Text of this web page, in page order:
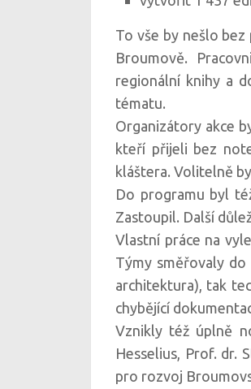
To vše by nešlo
Broumově.
regionální knihy a
tématu.
Organizátory akce
kteří přijeli bez
kláštera. Volitelně
Do programu byl
Zastoupil. Další
Vlastní práce na
Týmy směřovaly
architektura), tak
chybějící
Vznikly též úplně
Hesselius, Prof. dr.
pro rozvoj